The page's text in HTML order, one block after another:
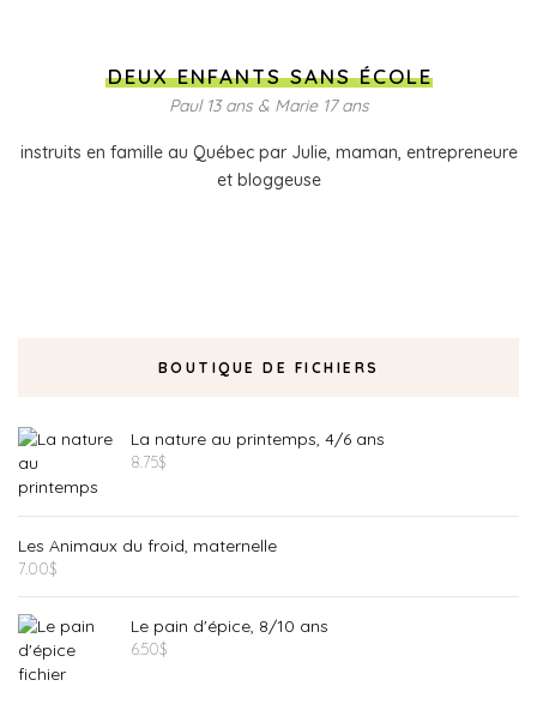
DEUX ENFANTS SANS ÉCOLE
Paul 13 ans & Marie 17 ans
instruits en famille au Québec par Julie, maman, entrepreneure
et bloggeuse
BOUTIQUE DE FICHIERS
La nature au printemps, 4/6 ans
8.75$
Les Animaux du froid, maternelle
7.00$
Le pain d'épice, 8/10 ans
6.50$